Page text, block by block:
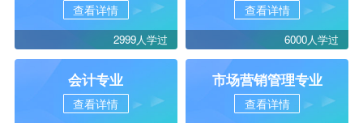
查看详情
2999人学过
查看详情
6000人学过
会计专业
查看详情
市场营销管理专业
查看详情